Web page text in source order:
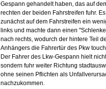
Gespann gehandelt haben, das auf
rechten der beiden Fahrstreifen fuhr.
zunächst auf dem Fahrstreifen ein
links und machte dann einen
nach rechts, wodurch der hintere Teil
Anhängers die Fahrertür des Pkw
Der Fahrer des Lkw-Gespann hielt
sondern fuhr weiter Richtung
ohne seinen Pflichten als
nachzukommen.